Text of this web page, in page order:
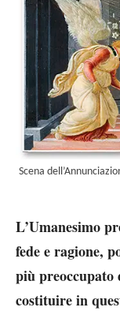
Scena
L’Umanesimo
fede e ragione,
più
costituire in